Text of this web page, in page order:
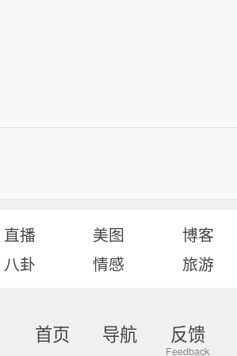
直播 美图 博客
八卦 情感 旅游
首页 导航 反馈